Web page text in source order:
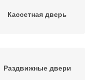
Кассетная дверь
Раздвижные двери